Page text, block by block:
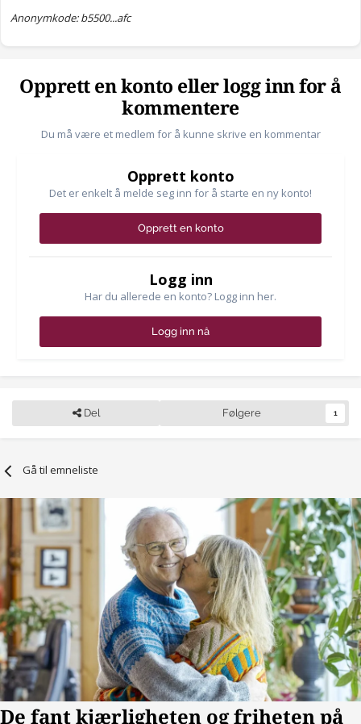
Anonymkode: b5500...afc
Opprett en konto eller logg inn for å
kommentere
Du må være et medlem for å kunne skrive en kommentar
Opprett konto
Det er enkelt å melde seg inn for å starte en ny konto!
Opprett en konto
Logg inn
Har du allerede en konto? Logg inn her.
Logg inn nå
Del Følgere 1
Gå til emneliste